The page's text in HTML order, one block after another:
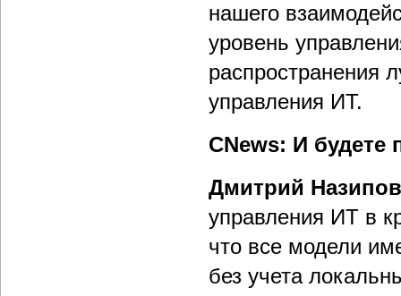
нашего
уровень
распространения
управления ИТ.
CNews: И будете
Дмитрий
управления ИТ в
что все модели
без учета